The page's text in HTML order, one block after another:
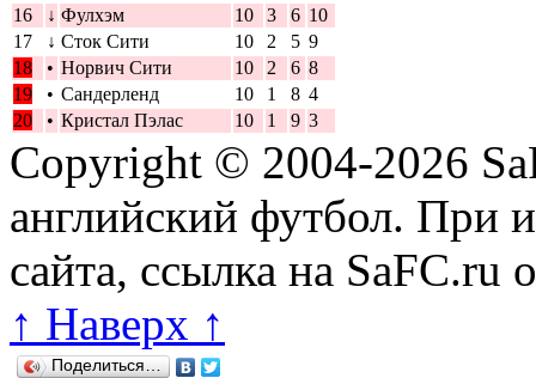
16
↓ Фулхэм 10 3 6 10
17
↓ Сток Сити 10 2 5 9
18
• Норвич Сити 10 2 6 8
19
• Сандерленд 10 1 8 4
20
• Кристал Пэлас 10 1 9 3
Copyright © 2004-2026
английский футбол. При
сайта, ссылка на SaFC.ru
↑ Наверх ↑
Поделиться…